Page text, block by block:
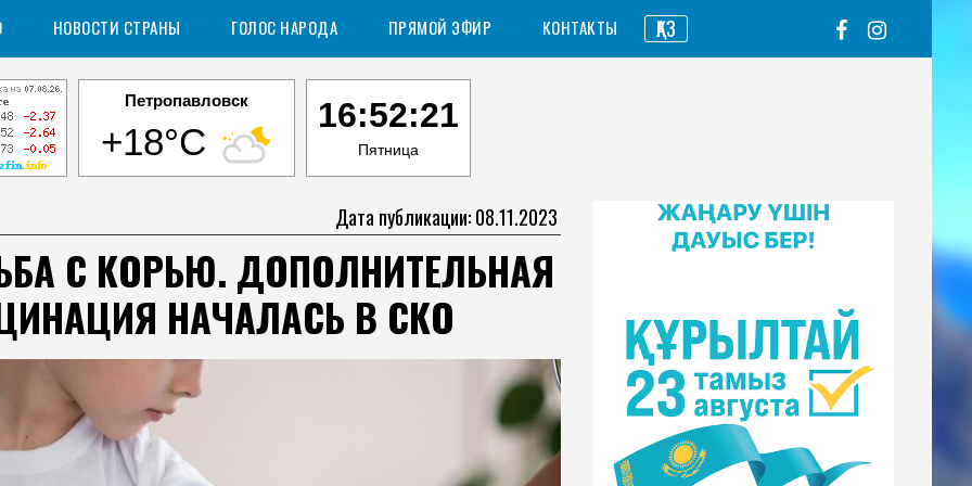
НОВОСТИ СТРАНЫ ГОЛОС НАРОДА ПРЯМОЙ ЭФИР КОНТАКТЫ ҚАЗ
Петропавловск
+18°C
16:52:22
Пятница
Дата публикации: 08.11.2023
С КОРЬЮ. ДОПОЛНИТЕЛЬНАЯ
НАЧАЛАСЬ В СКО